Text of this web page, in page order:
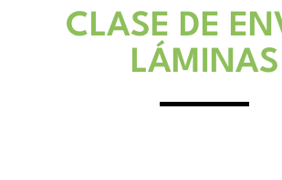
CLASE DE
LÁMINAS